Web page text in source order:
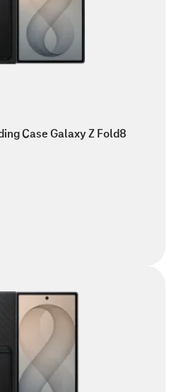
Case Galaxy Z Fold8